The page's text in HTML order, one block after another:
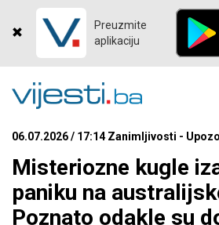
Preuzmite
aplikaciju
06.07.2026 / 17:14 Zanimljivosti -
Misteriozne kugle
paniku na
Poznato odakle su